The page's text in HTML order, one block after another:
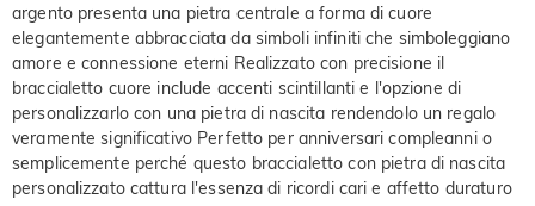
argento presenta una pietra centrale a forma di cuore
elegantemente abbracciata da simboli infiniti che simboleggiano
amore e connessione eterni Realizzato con precisione il
braccialetto cuore include accenti scintillanti e l'opzione di
personalizzarlo con una pietra di nascita rendendolo un regalo
veramente significativo Perfetto per anniversari compleanni o
semplicemente perché questo braccialetto con pietra di nascita
personalizzato cattura l'essenza di ricordi cari e affetto duraturo